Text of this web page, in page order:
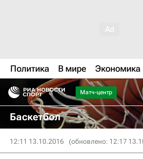
Политика В мире Экономика
Матч-центр
Баскетбол
12:11 13.10.2016 (обновлено: 12:17